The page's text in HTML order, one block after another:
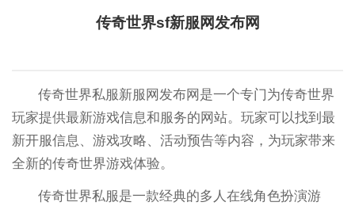
传奇世界sf新服网发布网
传奇世界私服新服网发布网是一个专门为传奇世界
玩家提供最新游戏信息和服务的网站。玩家可以找到最
新开服信息、游戏攻略、活动预告等内容，为玩家带来
全新的传奇世界游戏体验。
传奇世界私服是一款经典的多人在线角色扮演游